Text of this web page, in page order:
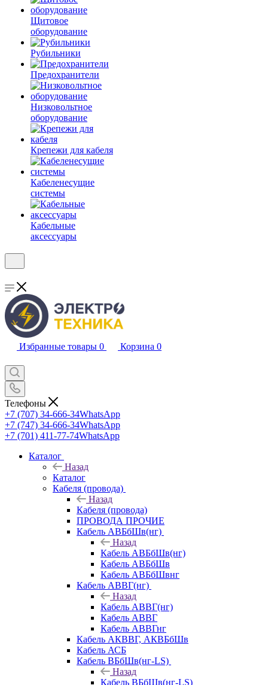
Щитовое
оборудование
Рубильники
Предохранители
Низковольтное
оборудование
Крепежи для кабеля
Кабеленесущие
системы
Кабельные
аксессуары
Избранные товары 0 Корзина 0
Телефоны
+7 (707) 34-666-34WhatsApp
+7 (747) 34-666-34WhatsApp
+7 (701) 411-77-74WhatsApp
Каталог
Назад
Каталог
Кабеля (провода)
Назад
Кабеля (провода)
ПРОВОДА ПРОЧИЕ
Кабель АВБбШв(нг)
Назад
Кабель АВБбШв(нг)
Кабель АВБбШв
Кабель АВБбШвнг
Кабель АВВГ(нг)
Назад
Кабель АВВГ(нг)
Кабель АВВГ
Кабель АВВГнг
Кабель АКВВГ, АКВБбШв
Кабель АСБ
Кабель ВБбШв(нг-LS)
Назад
Кабель ВБбШв(нг-LS)